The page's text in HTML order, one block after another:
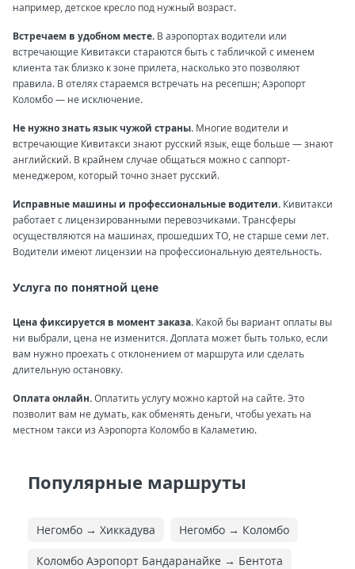
например, детское кресло под нужный возраст.
Встречаем в удобном месте. В аэропортах водители или
встречающие Кивитакси стараются быть с табличкой с именем
клиента так близко к зоне прилета, насколько это позволяют
правила. В отелях стараемся встречать на ресепшн; Аэропорт
Коломбо — не исключение.
Не нужно знать язык чужой страны. Многие водители и
встречающие Кивитакси знают русский язык, еще больше — знают
английский. В крайнем случае общаться можно с саппорт-
менеджером, который точно знает русский.
Исправные машины и профессиональные водители. Кивитакси
работает с лицензированными перевозчиками. Трансферы
осуществляются на машинах, прошедших ТО, не старше семи лет.
Водители имеют лицензии на профессиональную деятельность.
Услуга по понятной цене
Цена фиксируется в момент заказа. Какой бы вариант оплаты вы
ни выбрали, цена не изменится. Доплата может быть только, если
вам нужно проехать с отклонением от маршрута или сделать
длительную остановку.
Оплата онлайн.Оплатить услугу можно картой на сайте. Это
позволит вам не думать, как обменять деньги, чтобы уехать на
местном такси из Аэропорта Коломбо в Каламетию.
Популярные маршруты
Негомбо → Хиккадува Негомбо → Коломбо
Коломбо Аэропорт Бандаранайке → Бентота